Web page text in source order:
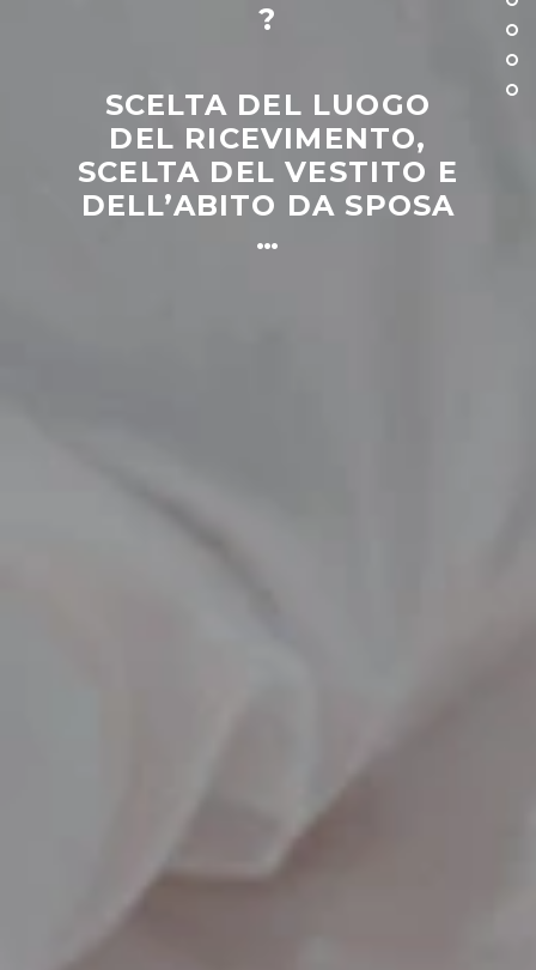
?
SCELTA DEL LUOGO
DEL RICEVIMENTO,
SCELTA DEL VESTITO E
DELL’ABITO DA SPOSA
…